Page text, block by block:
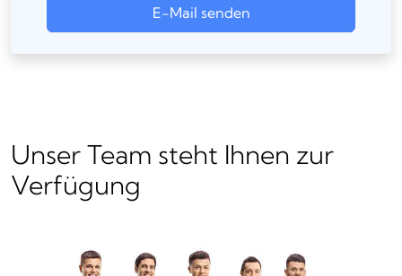
E-Mail senden
Unser Team steht Ihnen zur
Verfügung